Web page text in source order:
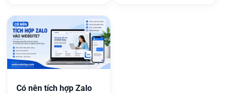
Có nên tích hợp Zalo